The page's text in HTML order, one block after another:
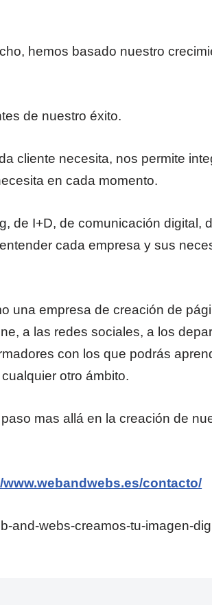
hemos basado nuestro
de nuestro éxito.
cliente necesita, nos permite
en cada momento.
de I+D, de comunicación
cada empresa y sus
una empresa de creación de
a las redes sociales, a los
con los que podrás
otro ámbito.
mas allá en la creación de
www.webandwebs.es/contacto/
and-webs-creamos-tu-imagen-